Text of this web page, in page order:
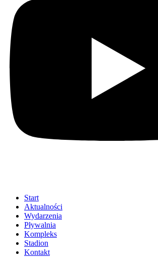
Start
Aktualności
Wydarzenia
Pływalnia
Kompleks
Stadion
Kontakt